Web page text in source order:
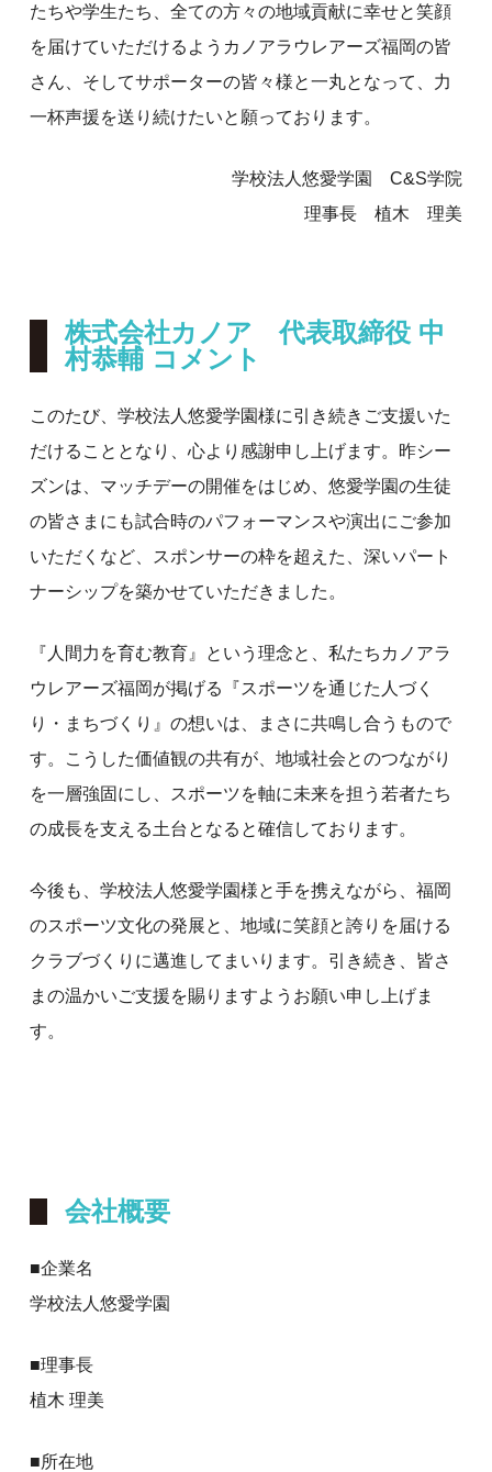
たちや学生たち、全ての方々の地域貢献に幸せと笑顔
を届けていただけるようカノアラウレアーズ福岡の皆
さん、そしてサポーターの皆々様と一丸となって、力
一杯声援を送り続けたいと願っております。
学校法人悠愛学園 C&S学院
理事長 植木 理美
株式会社カノア 代表取締役 中
村恭輔 コメント
このたび、学校法人悠愛学園様に引き続きご支援いた
だけることとなり、心より感謝申し上げます。昨シー
ズンは、マッチデーの開催をはじめ、悠愛学園の生徒
の皆さまにも試合時のパフォーマンスや演出にご参加
いただくなど、スポンサーの枠を超えた、深いパート
ナーシップを築かせていただきました。
『人間力を育む教育』という理念と、私たちカノアラ
ウレアーズ福岡が掲げる『スポーツを通じた人づく
り・まちづくり』の想いは、まさに共鳴し合うもので
す。こうした価値観の共有が、地域社会とのつながり
を一層強固にし、スポーツを軸に未来を担う若者たち
の成長を支える土台となると確信しております。
今後も、学校法人悠愛学園様と手を携えながら、福岡
のスポーツ文化の発展と、地域に笑顔と誇りを届ける
クラブづくりに邁進してまいります。引き続き、皆さ
まの温かいご支援を賜りますようお願い申し上げま
す。
会社概要
■企業名
学校法人悠愛学園
■理事長
植木 理美
■所在地